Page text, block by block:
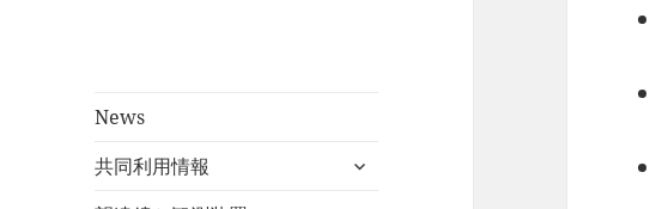
News
共同利用情報
サ